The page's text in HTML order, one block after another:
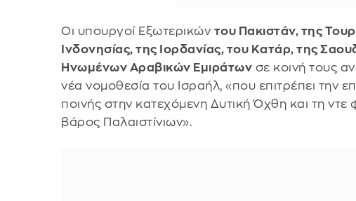
Οι υπουργοί Εξωτερικών του Πακιστάν, της
Ινδονησίας, της Ιορδανίας, του Κατάρ, της
Ηνωμένων Αραβικών Εμιράτων σε κοινή τους
νέα νομοθεσία του Ισραήλ, «που επιτρέπει την
ποινής στην κατεχόμενη Δυτική Όχθη και τη
βάρος Παλαιστίνιων».